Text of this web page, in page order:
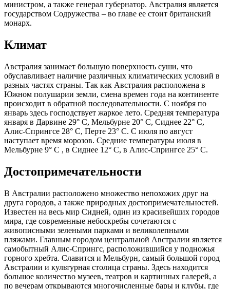
министром, а также генерал губернатор. Австралия является
государством Содружества – во главе ее стоит британский
монарх.
Климат
Австралия занимает большую поверхность суши, что
обуславливает наличие различных климатических условий в
разных частях страны. Так как Австралия расположена в
Южном полушарии земли, смена времен года на континенте
происходит в обратной последовательности. С ноября по
январь здесь господствует жаркое лето. Средняя температура
января в Дарвине 29° С, Мельбурне 20° С, Сиднее 22° С,
Алис-Спрингсе 28° С, Перте 23° С. С июля по август
наступает время морозов. Средние температуры июля в
Мельбурне 9° С , в Сиднее 12° С, в Алис-Спрингсе 25° С.
Достопримечательности
В Австралии расположено множество непохожих друг на
друга городов, а также природных достопримечательностей.
Известен на весь мир Сидней, один из красивейших городов
мира, где современные небоскребы сочетаются с
живописными зелеными парками и великолепными
пляжами. Главным городом центральной Австралии является
самобытный Алис-Спрингс, расположившийся у подножья
горного хребта. Славится и Мельбурн, самый большой город
Австралии и культурная столица страны. Здесь находится
большое количество музеев, театров и картинных галерей, а
по вечерам открываются многочисленные бары и клубы, где